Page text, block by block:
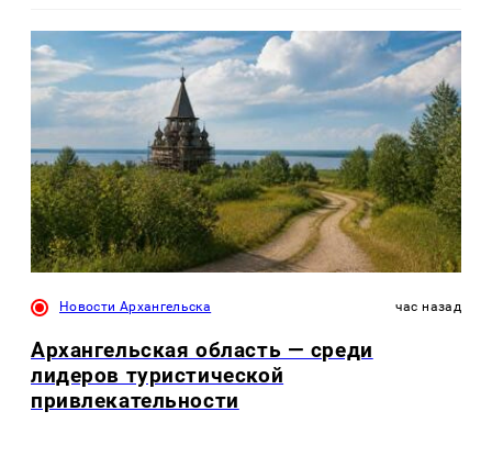
Новости Архангельска час назад
Архангельская область — среди
лидеров туристической
привлекательности